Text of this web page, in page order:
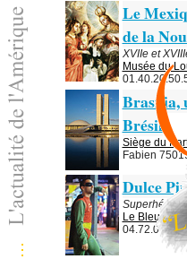
Le
de la
XVIIe et
Musée du
Brasilia,
Brésil
Siège du
Fabien
Dulce
Le Bleu du